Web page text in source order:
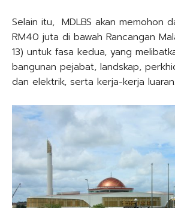
Selain itu, MDLBS akan memohon
RM40 juta di bawah Rancangan
13) untuk fasa kedua, yang
bangunan pejabat, landskap,
dan elektrik, serta kerja-kerja luaran.